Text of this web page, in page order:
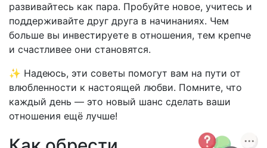
развивайтесь как пара. Пробуйте новое, учитесь и
поддерживайте друг друга в начинаниях. Чем
больше вы инвестируете в отношения, тем крепче
и счастливее они становятся.
✨ Надеюсь, эти советы помогут вам на пути от
влюбленности к настоящей любви. Помните, что
каждый день — это новый шанс сделать ваши
отношения ещё лучше!